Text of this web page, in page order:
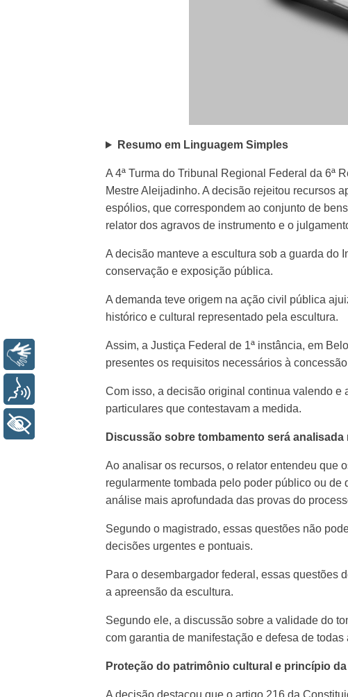
Resumo em Linguagem Simples
A 4ª Turma do Tribunal Regional Federal da 6ª
Mestre Aleijadinho. A decisão rejeitou recursos
espólios, que correspondem ao conjunto de
relator dos agravos de instrumento e o
A decisão manteve a escultura sob a guarda do
conservação e exposição pública.
A demanda teve origem na ação civil pública
histórico e cultural representado pela escultura.
Assim, a Justiça Federal de 1ª instância, em
presentes os requisitos necessários à
Com isso, a decisão original continua valendo e
particulares que contestavam a medida.
Discussão sobre tombamento será
Ao analisar os recursos, o relator entendeu que
regularmente tombada pelo poder público ou
análise mais aprofundada das provas do
Segundo o magistrado, essas questões não
decisões urgentes e pontuais.
Para o desembargador federal, essas questões
a apreensão da escultura.
Segundo ele, a discussão sobre a validade do
com garantia de manifestação e defesa de todas
Proteção do patrimônio cultural e princípio
A decisão destacou que o artigo 216 da